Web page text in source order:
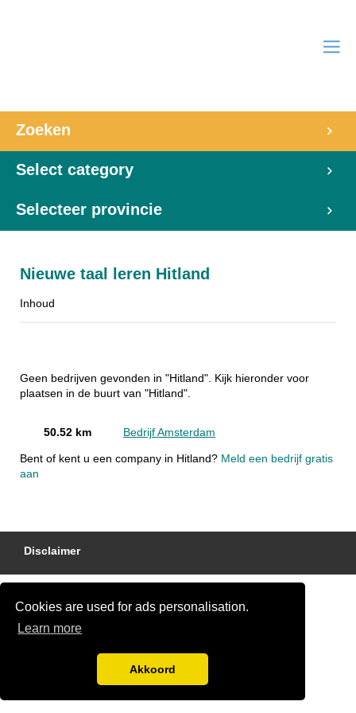
Cookies are used for ads personalisation.
Learn more
Akkoord
Zoeken
Select category
Selecteer provincie
Nieuwe taal leren Hitland
Inhoud
Geen bedrijven gevonden in "Hitland". Kijk hieronder voor
plaatsen in de buurt van "Hitland".
50.52 km Bedrijf Amsterdam
Bent of kent u een company in Hitland? Meld een bedrijf gratis
aan
Disclaimer